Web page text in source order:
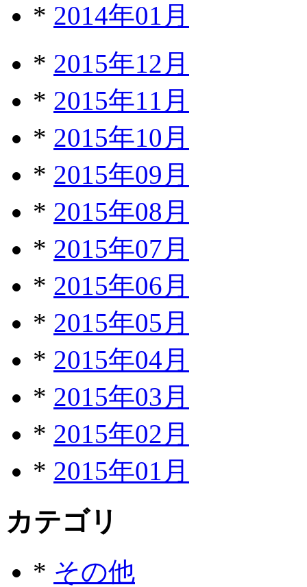
* 2014年01月
* 2015年12月
* 2015年11月
* 2015年10月
* 2015年09月
* 2015年08月
* 2015年07月
* 2015年06月
* 2015年05月
* 2015年04月
* 2015年03月
* 2015年02月
* 2015年01月
カテゴリ
* その他